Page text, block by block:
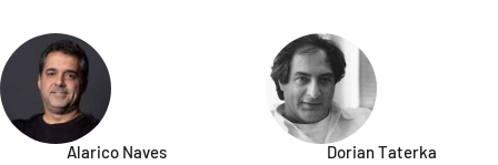
Alarico Naves Dorian Taterka